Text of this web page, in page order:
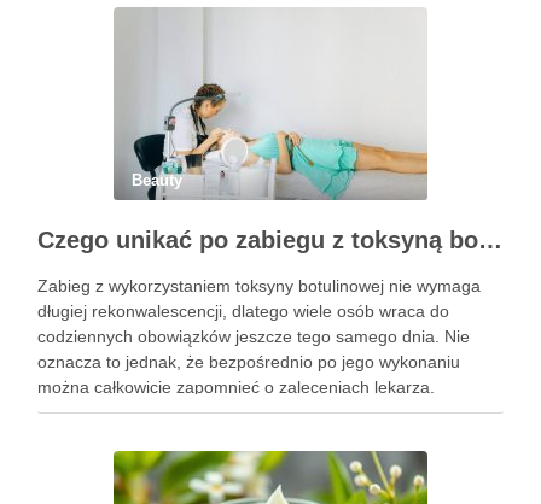
Beauty
Czego unikać po zabiegu z toksyną botulinową?
Zabieg z wykorzystaniem toksyny botulinowej nie wymaga
długiej rekonwalescencji, dlatego wiele osób wraca do
codziennych obowiązków jeszcze tego samego dnia. Nie
oznacza to jednak, że bezpośrednio po jego wykonaniu
można całkowicie zapomnieć o zaleceniach lekarza.
Pierwsze godziny i dni po zabiegu mają znaczenie dla